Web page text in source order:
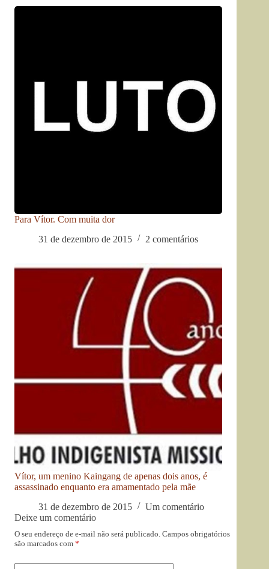
Para Vítor. Com muita dor
31 de dezembro de 2015
2 comentários
Vítor, um menino Kaingang de apenas dois anos, é
assassinado enquanto era amamentado pela mãe
31 de dezembro de 2015
Um comentário
Deixe um comentário
O seu endereço de e-mail não será publicado. Campos obrigatórios
são marcados com *